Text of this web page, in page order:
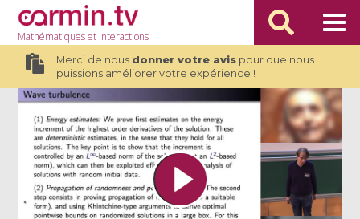
Mathématiqueset Interactions
Merci de nous donner votre avispour que nous
puissions améliorer votre expérience !